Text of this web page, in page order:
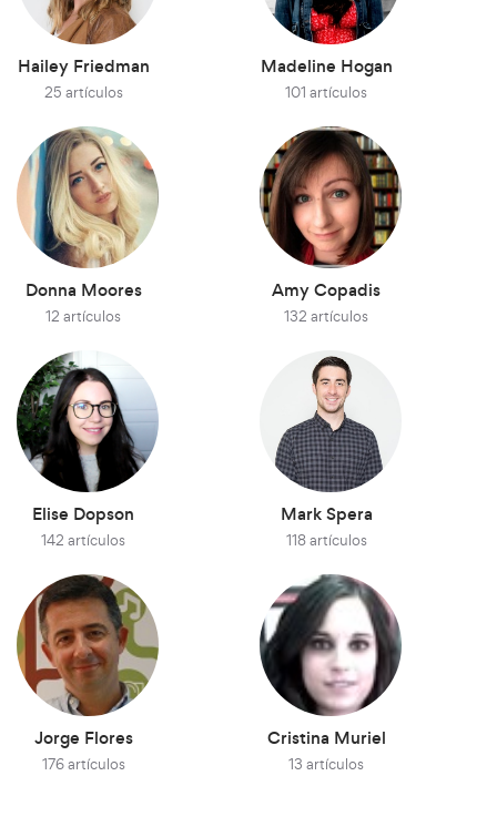
Hailey Friedman
25 artículos
Madeline Hogan
101 artículos
Donna Moores
12 artículos
Amy Copadis
132 artículos
Elise Dopson
142 artículos
Mark Spera
118 artículos
Jorge Flores
176 artículos
Cristina Muriel
13 artículos